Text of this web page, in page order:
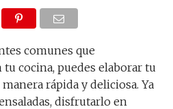
comunes que
cocina, puedes elaborar tu
rápida y deliciosa. Ya
disfrutarlo en